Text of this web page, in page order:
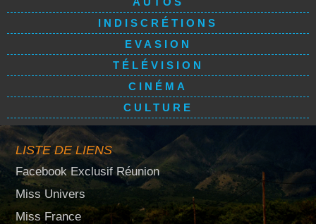
INDISCRÉTIONS
EVASION
TÉLÉVISION
CINÉMA
CULTURE
LISTE DE LIENS
Facebook Exclusif Réunion
Miss Univers
Miss France